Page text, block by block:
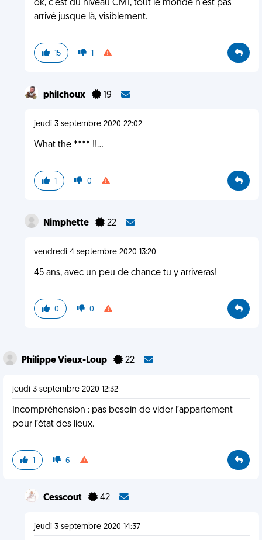
ok, c'est du niveau CM1, tout le monde n'est pas
arrivé jusque là, visiblement.
15 1
philchoux 19
jeudi 3 septembre 2020 22:02
What the **** !!...
1 0
Nimphette 22
vendredi 4 septembre 2020 13:20
45 ans, avec un peu de chance tu y arriveras!
0 0
Philippe Vieux-Loup 22
jeudi 3 septembre 2020 12:32
Incompréhension : pas besoin de vider l’appartement
pour l’état des lieux.
1 6
Cesscout 42
jeudi 3 septembre 2020 14:37